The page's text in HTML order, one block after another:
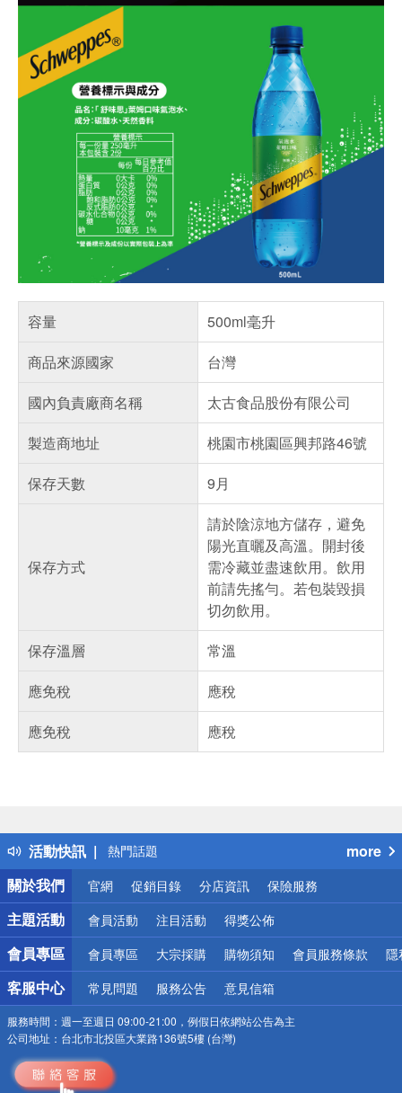
容量
500ml毫升
商品來源國家
台灣
國內負責廠商名稱
太古食品股份有限公司
製造商地址
桃園市桃園區興邦路46號
保存天數
9月
保存方式
請於陰涼地方儲存，避免
陽光直曬及高溫。開封後
需冷藏並盡速飲用。飲用
前請先搖勻。若包裝毀損
切勿飲用。
保存溫層
常溫
應免稅
應稅
應免稅
應稅
活動快訊
得獎公告
熱門話題
銀行優惠
偏遠地區配送
詐騙網頁！請小心！
more
關於我們
官網 促銷目錄 分店資訊 保險服務
主題活動 會員活動 注目活動 得獎公佈
會員專區 會員專區 大宗採購 購物須知 會員服務條款 隱
客服中心 常見問題 服務公告 意見信箱
服務時間： 週一至週日 09:00-21:00，例假日依網站公告為主
公司地址： 台北市北投區大業路136號5樓 (台灣)